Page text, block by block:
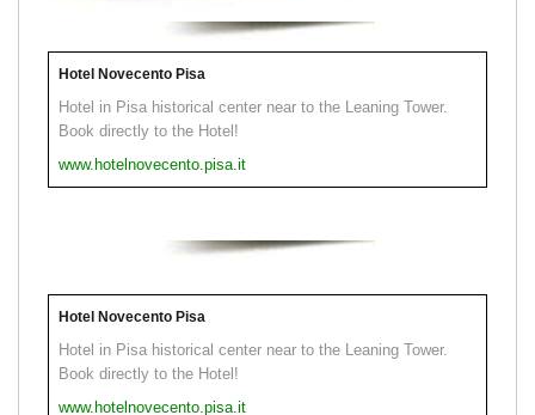
Hotel Novecento Pisa
Hotel in Pisa historical center near to the Leaning Tower.
Book directly to the Hotel!
www.hotelnovecento.pisa.it
Hotel Novecento Pisa
Hotel in Pisa historical center near to the Leaning Tower.
Book directly to the Hotel!
www.hotelnovecento.pisa.it